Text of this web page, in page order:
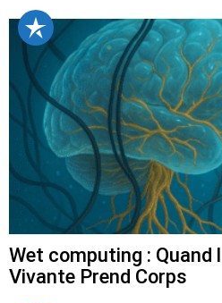
Wet computing : Quand
Vivante Prend Corps